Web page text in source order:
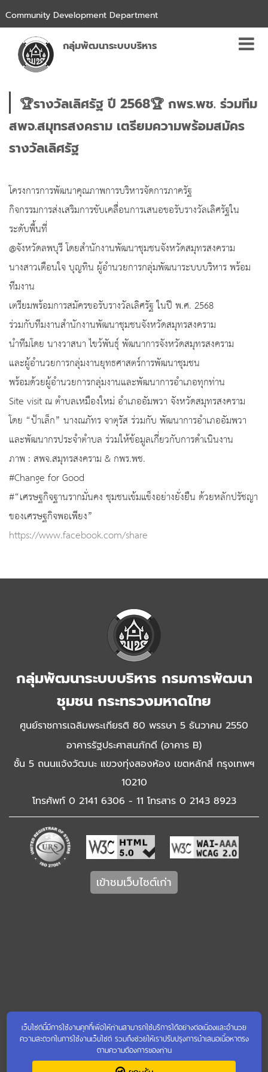
Community Development Department
กลุ่มพัฒนาระบบบริหาร
🏆รางวัลเลิศรัฐ ปี 2568🏆 กพร.พช. ร่วมทีม
สพจ.สมุทรสงคราม เตรียมความพร้อมสมัคร
รางวัลเลิศรัฐ
โครงการการพัฒนาคุณภาพการบริหารจัดการภาครัฐ
กิจกรรมการส่งเสริมการขับเคลื่อนการเสนอขอรับรางวัลเลิศรัฐใน
ระดับพื้นที่
@จังหวัดลพบุรี โดยสำนักงานพัฒนาชุมชนจังหวัดสมุทรสงคราม
นางสาวเตือนใจ บุญทิน ผู้อำนวยการกลุ่มพัฒนาระบบบริหาร พร้อม
ทีมงาน
เตรียมพร้อมการสมัครขอรับรางวัลเลิศรัฐ ในปี พ.ศ. 2568
ร่วมกับทีมงานสำนักงานพัฒนาชุมชนจังหวัดสมุทรสงคราม
นำทีมโดย นางวาสนา ไขว้พันธุ์ พัฒนาการจังหวัดสมุทรสงคราม
และผู้อำนวยการกลุ่มงานยุทธศาสตร์การพัฒนาชุมชน
พร้อมด้วยผู้อำนวยการกลุ่มงานและพัฒนาการอำเภอทุกท่าน
Site visit ณ ตำบลเหมืองใหม่ อำเภออัมพวา จังหวัดสมุทรสงคราม
โดย “ป้าเล็ก” นางณภัทร จาตุรัส ร่วมกับ พัฒนาการอำเภออัมพวา
และพัฒนากรประจำตำบล ร่วมให้ข้อมูลเกี่ยวกับการดำเนินงาน
ภาพ : สพจ.สมุทรสงคราม & กพร.พช.
#Change for Good
#“เศรษฐกิจฐานรากมั่นคง ชุมชนเข้มแข็งอย่างยั่งยืน ด้วยหลักปรัชญา
ของเศรษฐกิจพอเพียง”
https://www.facebook.com/share
กลุ่มพัฒนาระบบบริหาร กรมการพัฒนา
ชุมชน กระทรวงมหาดไทย
ศูนย์ราชการเฉลิมพระเกียรติ 80 พรรษา 5 ธันวาคม 2550
อาคารรัฐประศาสนภักดี (อาคาร B)
ชั้น 5 ถนนแจ้งวัฒนะ แขวงทุ่งสองห้อง เขตหลักสี่ กรุงเทพฯ
10210
โทรศัพท์ 0 2141 6306 - 11 โทรสาร 0 2143 8923
เข้าชมเว็บไซต์เก่า
เว็บไซต์นี้มีการใช้งานคุกกี้เพื่อให้ท่านสามารถใช้บริการได้อย่างต่อเนื่องและอำนวย
ความสะดวกในการใช้งานเว็บไซต์ รวมถึงช่วยให้เราปรับปรุงการนำเสนอเนื้อหาตรง
ตามความต้องการของท่าน